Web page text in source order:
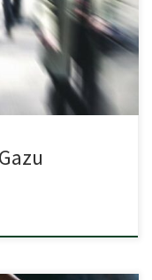
się to tak bardzo, że
było to nawet 100
[…]